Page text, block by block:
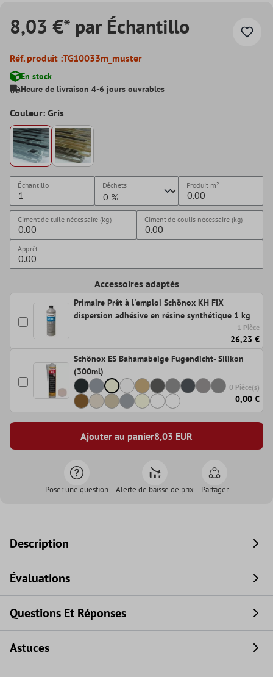
8,03 €* par Échantillo
Réf. produit :TG10033m_muster
En stock
Heure de livraison 4-6 jours ouvrables
Couleur: Gris
Échantillo Déchets Produit m²
Ciment de tuile nécessaire (kg) Ciment de coulis nécessaire (kg)
Apprêt
Accessoires adaptés
Primaire Prêt à l'emploi Schönox KH FIX
dispersion adhésive en résine synthétique 1 kg
1 Pièce
26,23 €
Schönox ES Bahamabeige Fugendicht- Silikon
(300ml)
0 Pièce(s)
0,00 €
Ajouter au panier8,03 EUR
Poser une question Alerte de baisse de prix Partager
Description
Évaluations
Questions Et Réponses
Astuces